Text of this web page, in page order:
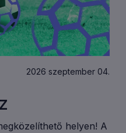
2026 szeptember 04.
helyen! A